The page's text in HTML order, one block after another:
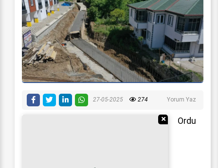
27-05-2025 274 Yorum Yaz
Reklamı Gizle
Ordu